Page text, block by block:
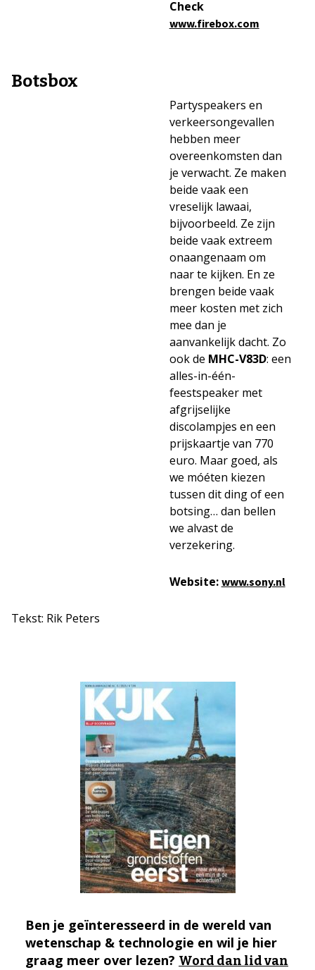
Check
www.firebox.com
Botsbox
Partyspeakers en
verkeersongevallen
hebben meer
overeenkomsten dan
je verwacht. Ze maken
beide vaak een
vreselijk lawaai,
bijvoorbeeld. Ze zijn
beide vaak extreem
onaangenaam om
naar te kijken. En ze
brengen beide vaak
meer kosten met zich
mee dan je
aanvankelijk dacht. Zo
ook de MHC-V83D: een
alles-in-één-
feestspeaker met
afgrijselijke
discolampjes en een
prijskaartje van 770
euro. Maar goed, als
we móéten kiezen
tussen dit ding of een
botsing… dan bellen
we alvast de
verzekering.
Website: www.sony.nl
Tekst: Rik Peters
Ben je geïnteresseerd in de wereld van
wetenschap & technologie en wil je hier
graag meer over lezen? Word dan lid van